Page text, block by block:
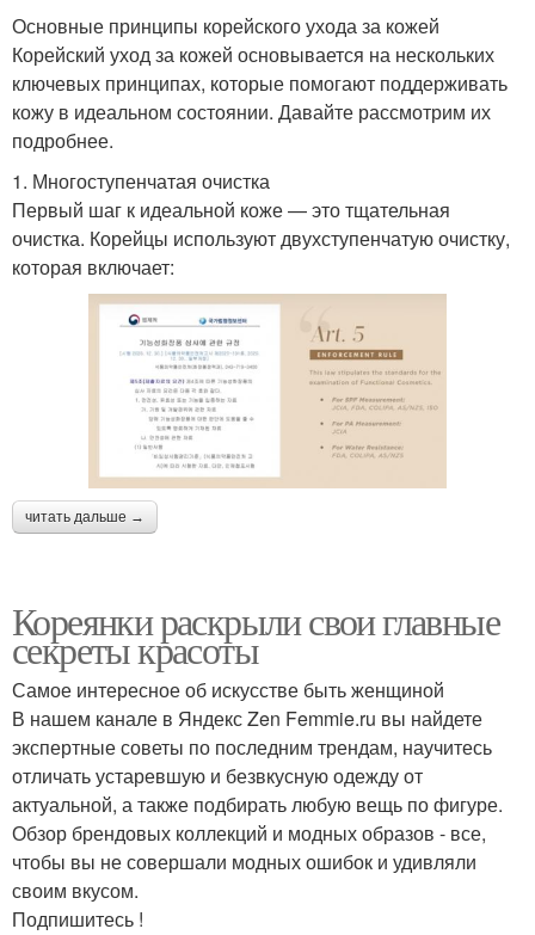
Основные принципы корейского ухода за кожей
Корейский уход за кожей основывается на нескольких
ключевых принципах, которые помогают поддерживать
кожу в идеальном состоянии. Давайте рассмотрим их
подробнее.
1. Многоступенчатая очистка
Первый шаг к идеальной коже — это тщательная
очистка. Корейцы используют двухступенчатую очистку,
которая включает:
читать дальше →
Кореянки раскрыли свои главные
секреты красоты
Самое интересное об искусстве быть женщиной
В нашем канале в Яндекс Zen Femmie.ru вы найдете
экспертные советы по последним трендам, научитесь
отличать устаревшую и безвкусную одежду от
актуальной, а также подбирать любую вещь по фигуре.
Обзор брендовых коллекций и модных образов - все,
чтобы вы не совершали модных ошибок и удивляли
своим вкусом.
Подпишитесь !